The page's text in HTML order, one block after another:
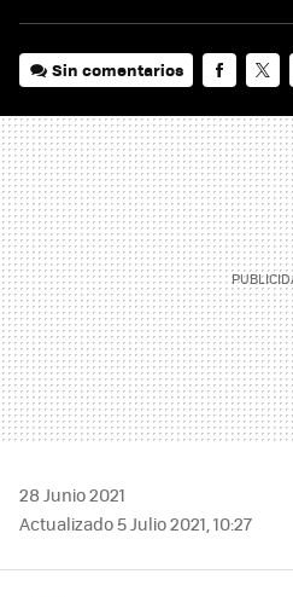
Sin comentarios
28 Junio 2021
Actualizado 5 Julio 2021, 10:27